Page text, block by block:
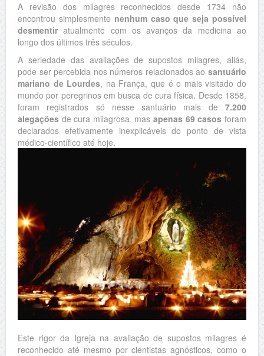
A revisão dos milagres reconhecidos desde 1734 não
encontrou simplesmente nenhum caso que seja possível
desmentiratualmente com os avanços da medicina ao
longo dos últimos três séculos.
A seriedade das avaliações de supostos milagres, aliás,
pode ser percebida nos números relacionados aosantuário
mariano de Lourdes, na França, que é o mais visitado do
mundo por peregrinos em busca de cura física. Desde 1858,
foram registrados só nesse santuário mais de7.200
alegaçõesde cura milagrosa, masapenas 69 casos foram
declarados efetivamente inexplicáveis do ponto de vista
médico-científico até hoje.
Este rigor da Igreja na avaliação de supostos milagres é
reconhecido até mesmo por cientistas agnósticos, como o